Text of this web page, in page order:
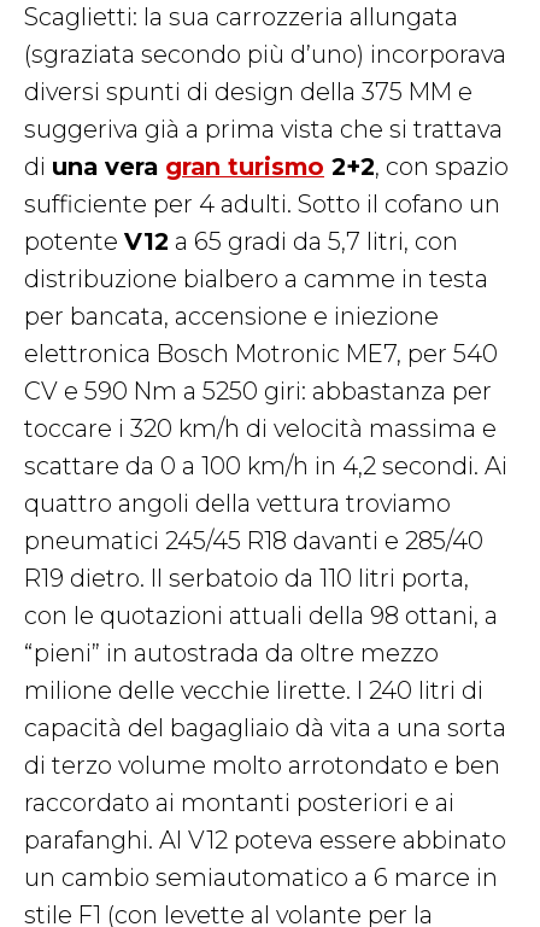
Scaglietti: la sua carrozzeria allungata
(sgraziata secondo più d’uno) incorporava
diversi spunti di design della 375 MM e
suggeriva già a prima vista che si trattava
di una vera gran turismo 2+2, con spazio
sufficiente per 4 adulti. Sotto il cofano un
potente V12 a 65 gradi da 5,7 litri, con
distribuzione bialbero a camme in testa
per bancata, accensione e iniezione
elettronica Bosch Motronic ME7, per 540
CV e 590 Nm a 5250 giri: abbastanza per
toccare i 320 km/h di velocità massima e
scattare da 0 a 100 km/h in 4,2 secondi. Ai
quattro angoli della vettura troviamo
pneumatici 245/45 R18 davanti e 285/40
R19 dietro. Il serbatoio da 110 litri porta,
con le quotazioni attuali della 98 ottani, a
“pieni” in autostrada da oltre mezzo
milione delle vecchie lirette. I 240 litri di
capacità del bagagliaio dà vita a una sorta
di terzo volume molto arrotondato e ben
raccordato ai montanti posteriori e ai
parafanghi. Al V12 poteva essere abbinato
un cambio semiautomatico a 6 marce in
stile F1 (con levette al volante per la